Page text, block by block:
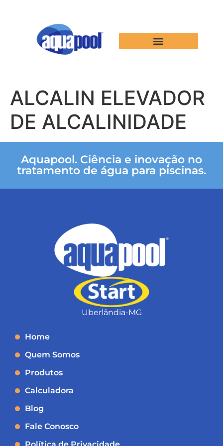
ALCALIN ELEVADOR
DE ALCALINIDADE
Aquapool. Ciência e inovação no
tratamento de água para piscinas.
Uberlândia-MG
Home
Quem Somos
Produtos
Calculadora
Blog
Fale Conosco